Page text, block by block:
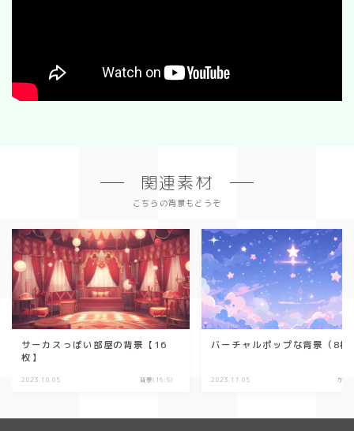
関連素材
こちらの背景もどうぞ
サーカスっぽい部屋の背景【16
枚】
2023.10.05 背景(16:9)
バーチャルポップな背景（8枚
2023.11.05 かわ